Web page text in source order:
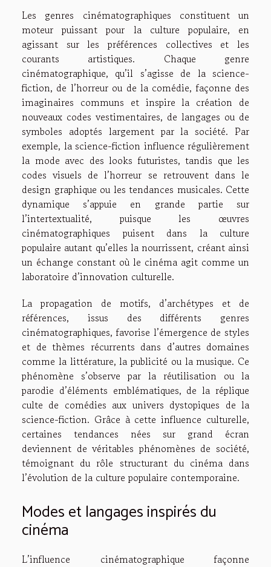
Les genres cinématographiques constituent un
moteur puissant pour la culture populaire, en
agissant sur les préférences collectives et les
courants artistiques. Chaque genre
cinématographique, qu’il s’agisse de la science-
fiction, de l’horreur ou de la comédie, façonne des
imaginaires communs et inspire la création de
nouveaux codes vestimentaires, de langages ou de
symboles adoptés largement par la société. Par
exemple, la science-fiction influence régulièrement
la mode avec des looks futuristes, tandis que les
codes visuels de l’horreur se retrouvent dans le
design graphique ou les tendances musicales. Cette
dynamique s’appuie en grande partie sur
l’intertextualité, puisque les œuvres
cinématographiques puisent dans la culture
populaire autant qu’elles la nourrissent, créant ainsi
un échange constant où le cinéma agit comme un
laboratoire d’innovation culturelle.
La propagation de motifs, d’archétypes et de
références, issus des différents genres
cinématographiques, favorise l’émergence de styles
et de thèmes récurrents dans d’autres domaines
comme la littérature, la publicité ou la musique. Ce
phénomène s’observe par la réutilisation ou la
parodie d’éléments emblématiques, de la réplique
culte de comédies aux univers dystopiques de la
science-fiction. Grâce à cette influence culturelle,
certaines tendances nées sur grand écran
deviennent de véritables phénomènes de société,
témoignant du rôle structurant du cinéma dans
l’évolution de la culture populaire contemporaine.
Modes et langages inspirés du
cinéma
L’influence cinématographique façonne